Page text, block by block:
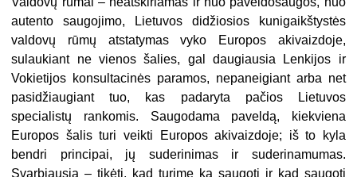
autento saugojimo, Lietuvos didžiosios kunigaikštystės
valdovų rūmų atstatymas vyko Europos akivaizdoje,
sulaukiant ne vienos šalies, gal daugiausia Lenkijos ir
Vokietijos konsultacinės paramos, nepaneigiant arba net
pasidžiaugiant tuo, kas padaryta pačios Lietuvos
specialistų rankomis. Saugodama paveldą, kiekviena
Europos šalis turi veikti Europos akivaizdoje; iš to kyla
bendri principai, jų suderinimas ir suderinamumas.
Svarbiausia – tikėti, kad turime ką saugoti ir kad saugoti